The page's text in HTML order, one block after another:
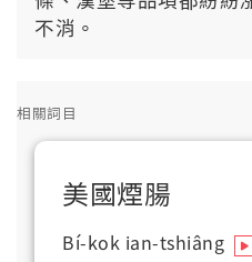
不消。
相關詞目
美國煙腸
Bí-kok ian-tshiâng